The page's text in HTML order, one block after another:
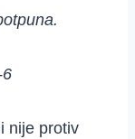
nije protiv